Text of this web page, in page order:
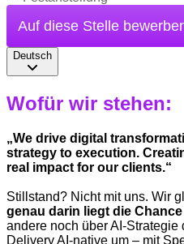
Auf diese Stelle
Deutsch
Wofür wir stehen:
„We drive digital
strategy to execution.
real impact for our clients.“
Stillstand? Nicht mit uns. Wir
genau darin liegt die
andere noch über AI-
Delivery AI-native um – mit